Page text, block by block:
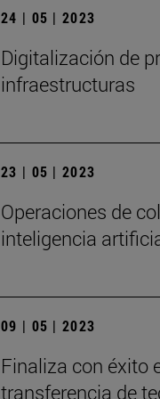
24 | 05 | 2023
Digitalización de
infraestructuras
23 | 05 | 2023
Operaciones de
inteligencia
09 | 05 | 2023
Finaliza con éxito
transferencia de